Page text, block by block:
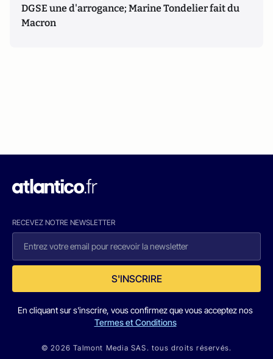
DGSE une d'arrogance; Marine Tondelier fait du
Macron
RECEVEZ NOTRE NEWSLETTER
S'INSCRIRE
En cliquant sur s'inscrire, vous confirmez que vous acceptez nos
Termes et Conditions
© 2026 Talmont Media SAS. tous droits réservés.